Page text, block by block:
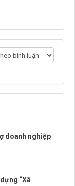
doanh nghiệp
“Xã